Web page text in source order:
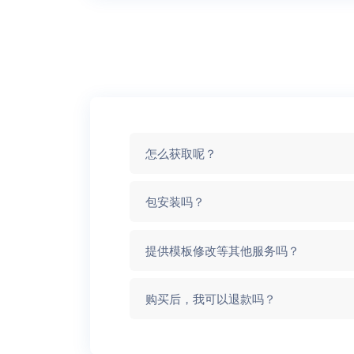
怎么获取呢？
包安装吗？
提供模板修改等其他服务吗？
购买后，我可以退款吗？